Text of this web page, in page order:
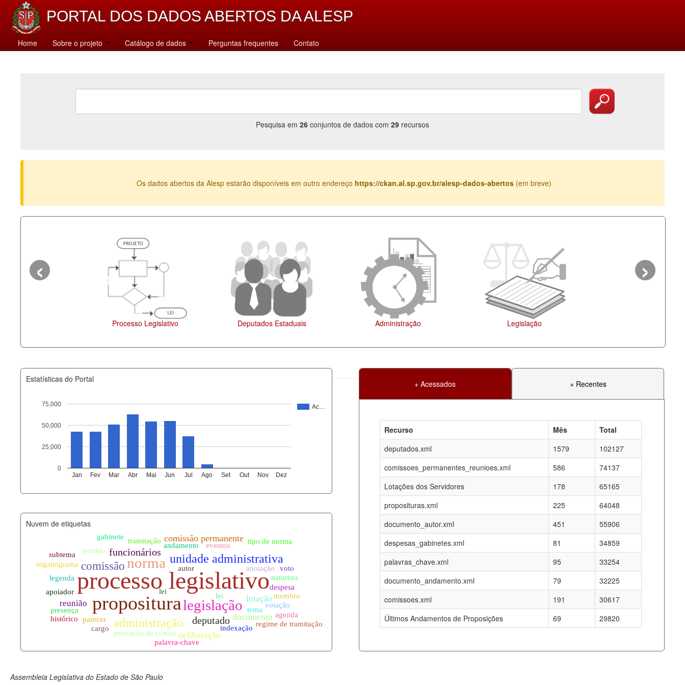
PORTAL DOS DADOS ABERTOS DA ALESP
Home Sobre o projeto Catálogo de dados Perguntas frequentes Contato
Pesquisa em 26 conjuntos de dados com 29 recursos
Os dados abertos da Alesp estarão disponíveis em outro endereço https://ckan.al.sp.gov.br/alesp-dados-abertos (em breve)
Deputados Estaduais Administração Legislação
‹ ›
Estatísticas do Portal
Ac…
Jan Fev Mar Abr Mai Jun Jul Ago Set Out Nov Dez
0
25,000
50,000
75,000
+ Acessados + Recentes
Recurso Mês
Total
deputados.xml
1579
102127
comissoes_permanentes_reunioes.xml
586
74137
Lotações dos Servidores
178
65165
proposituras.xml
225
64048
documento_autor.xml
451
55906
despesas_gabinetes.xml
81
34859
palavras_chave.xml
95
33254
documento_andamento.xml
79
32225
comissoes.xml
191
30617
Últimos Andamentos de Proposições
69 29820
documento_andamento_atual.xml
06-08-2026
agenda_eventos.xml
06-08-2026
comissoes_permanentes_votacoes.xml
06-08-2026
documento_andamento.xml
06-08-2026
palavras_chave.xml
06-08-2026
legislacao_normas.xml
06-08-2026
legislacao_norma_anotacoes.xml
06-08-2026
Nuvem de etiquetas
Assembleia Legislativa do Estado de São Paulo